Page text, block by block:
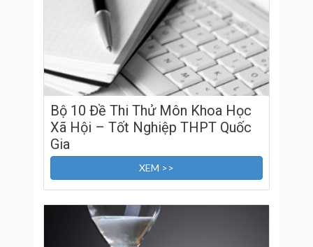
Bộ 10 Đề Thi Thử Môn Khoa Học
Xã Hội – Tốt Nghiệp THPT Quốc
Gia
XEM >>